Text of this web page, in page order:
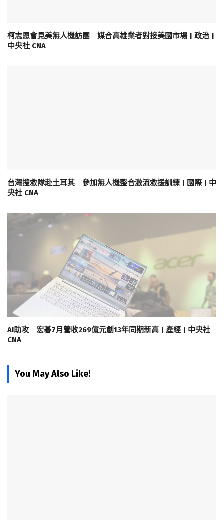
柯志恩會見美無人機訪團 媒合高雄業者對接美國市場 | 政治 |
中央社 CNA
台灣搜救隊赴土耳其 參加無人機整合激流救援訓練 | 國際 | 中
央社 CNA
AI助攻 宏碁7月營收269億元創13年同期新高 | 產經 | 中央社
CNA
You May Also Like!